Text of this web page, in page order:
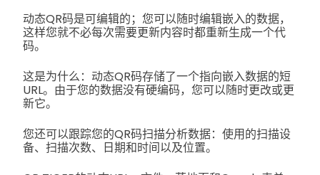
动态QR码是可编辑的；您可以随时编辑嵌入的数据，
这样您就不必每次需要更新内容时都重新生成一个代
码。
这是为什么：动态QR码存储了一个指向嵌入数据的短
URL。由于您的数据没有硬编码，您可以随时更改或更
新它。
您还可以跟踪您的QR码扫描分析数据：使用的扫描设
备、扫描次数、日期和时间以及位置。